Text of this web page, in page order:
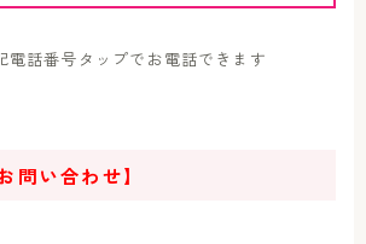
話番号タップでお電話できます
問い合わせ】